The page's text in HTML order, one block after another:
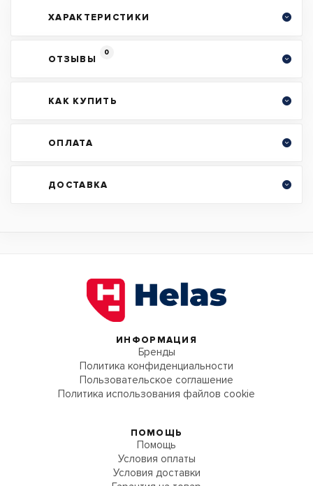
ХАРАКТЕРИСТИКИ
ОТЗЫВЫ
0
КАК КУПИТЬ
ОПЛАТА
ДОСТАВКА
ИНФОРМАЦИЯ
Бренды
Политика конфиденциальности
Пользовательское соглашение
Политика использования файлов cookie
ПОМОЩЬ
Помощь
Условия оплаты
Условия доставки